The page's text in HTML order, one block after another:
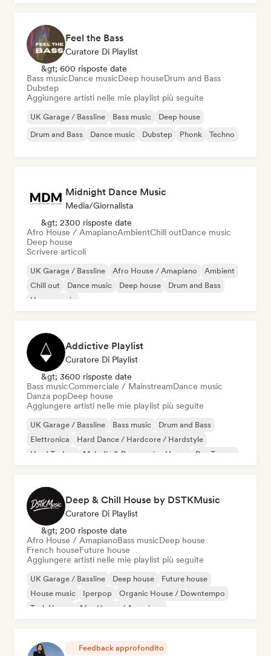
Feel the Bass
Curatore Di Playlist
&gt; 600 risposte date
Bass musicDance musicDeep houseDrum and Bass
Dubstep
Aggiungere artisti nelle mie playlist più seguite
UK Garage / Bassline Bass music
Deep house
Drum and Bass
Dance music Dubstep Phonk Techno
Midnight Dance Music
Media/Giornalista
&gt; 2300 risposte date
Afro House / AmapianoAmbientChill outDance music
Deep house
Scrivere articoli
UK Garage / Bassline Afro House / Amapiano
Ambient
Chill out
Dance music Deep house
Drum and Bass
House music
Addictive Playlist
Curatore Di Playlist
&gt; 3600 risposte date
Bass musicCommerciale / MainstreamDance music
Danza popDeep house
Aggiungere artisti nelle mie playlist più seguite
UK Garage / Bassline Bass music
Drum and Bass
Elettronica
Hard Dance / Hardcore / Hardstyle
Hard Techno
Melodic & Progressive House Psy-Trance
Deep & Chill House by DSTKMusic
Curatore Di Playlist
&gt; 200 risposte date
Afro House / AmapianoBass musicDeep house
French houseFuture house
Aggiungere artisti nelle mie playlist più seguite
UK Garage / Bassline Deep house
Future house
House music
Iperpop
Organic House / Downtempo
Tech House
Afro House / Amapiano
Feedback approfondito